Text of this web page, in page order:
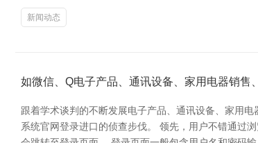
新闻动态
如微信、Q电子产品、通讯设备、家用电器销
跟着学术谈判的不断发展电子产品、通讯设备、家用
系统官网登录进口的侦查步伐。 领先，用户不错通过